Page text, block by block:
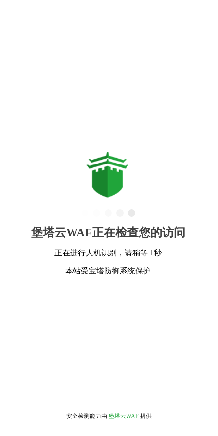
堡塔云WAF正在检查您的访问
正在进行人机识别，请稍等 1秒
本站受宝塔防御系统保护
安全检测能力由 堡塔云WAF 提供